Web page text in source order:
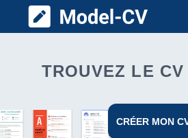
Model CV
TROUVEZ LE
CRÉER MON